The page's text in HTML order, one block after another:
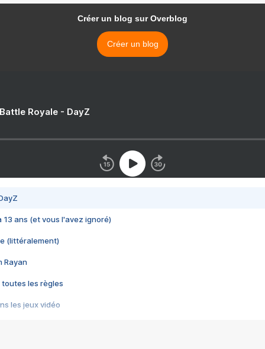
Créer un blog sur Overblog
Créer un blog
Royale - DayZ
13 ans (et vous l'avez ignoré)
(littéralement)
Rayan
toutes les règles
les jeux vidéo